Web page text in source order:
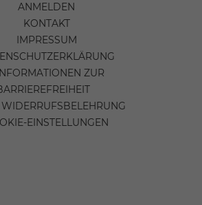
ANMELDEN
KONTAKT
IMPRESSUM
ZUR
EINSTELLUNGEN